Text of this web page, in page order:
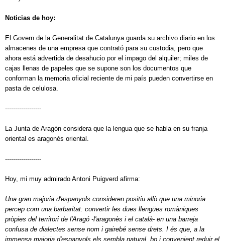
Noticias de hoy:
El Govern de la Generalitat de Catalunya guarda su archivo diario en los
almacenes de una empresa que contrató para su custodia, pero que
ahora está advertida de desahucio por el impago del alquiler; miles de
cajas llenas de papeles que se supone son los documentos que
conforman la memoria oficial reciente de mi país pueden convertirse en
pasta de celulosa.
------------------
La Junta de Aragón considera que la lengua que se habla en su franja
oriental es aragonés oriental.
------------------
Hoy, mi muy admirado Antoni Puigverd afirma:
Una gran majoria d'espanyols consideren positiu allò que una minoria
percep com una barbaritat: convertir les dues llengües romàniques
pròpies del territori de l'Aragó -l'aragonès i el català- en una barreja
confusa de dialectes sense nom i gairebé sense drets. I és que, a la
immensa majoria d'espanyols els sembla natural, bo i convenient reduir el